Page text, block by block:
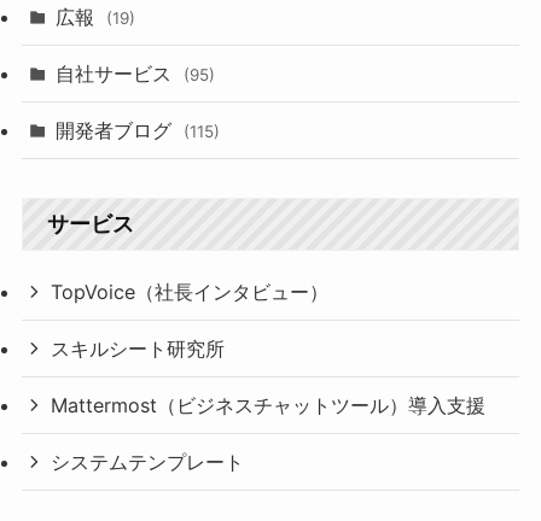
広報 (19)
自社サービス (95)
開発者ブログ (115)
サービス
TopVoice（社長インタビュー）
スキルシート研究所
Mattermost（ビジネスチャットツール）導入支援
システムテンプレート